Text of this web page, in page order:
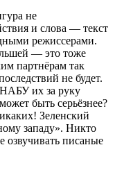
не
и слова — текст
режиссерами.
— это тоже
партнёрам так
не будет.
их за руку
быть серьёзнее?
Зеленский
западу». Никто
озвучивать писаные